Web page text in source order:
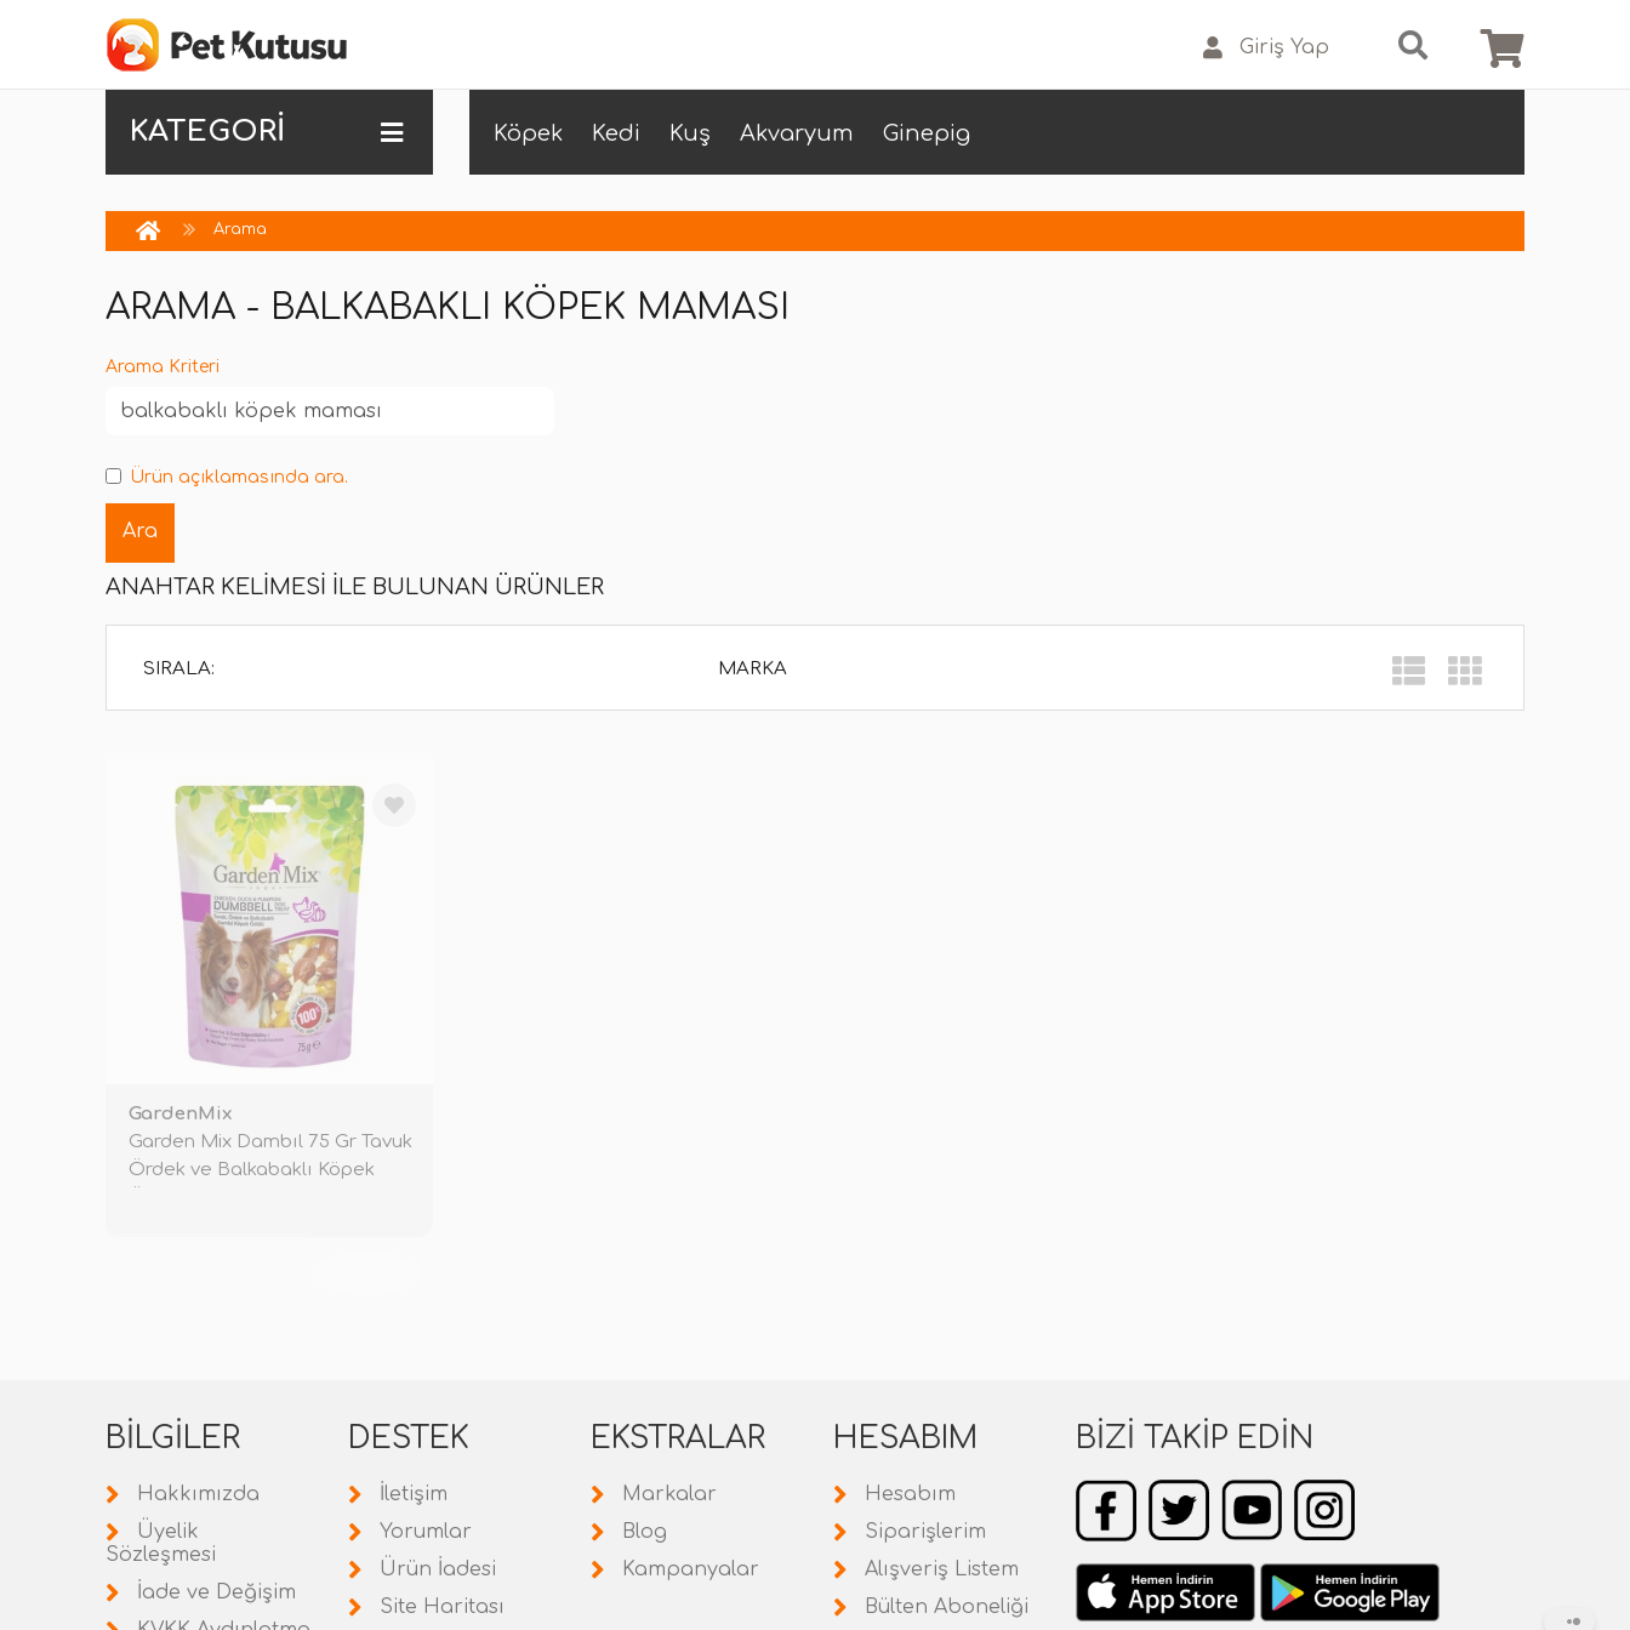
Giriş Yap
KATEGORİ Köpek Kedi Kuş Akvaryum Ginepig
Arama
ARAMA - BALKABAKLI KÖPEK MAMASI
Arama Kriteri
Ürün açıklamasında ara.
ANAHTAR KELIMESI ILE BULUNAN ÜRÜNLER
SIRALA: MARKA
GardenMix
Garden Mix Dambıl 75 Gr Tavuk
Ördek ve Balkabaklı Köpek
BILGILER
Hakkımızda
Üyelik
Sözleşmesi
İade ve Değişim
DESTEK
İletişim
Yorumlar
Ürün İadesi
Site Haritası
EKSTRALAR
Markalar
Blog
Kampanyalar
HESABIM
Hesabım
Siparişlerim
Alışveriş Listem
Bülten Aboneliği
BIZI TAKIP EDIN